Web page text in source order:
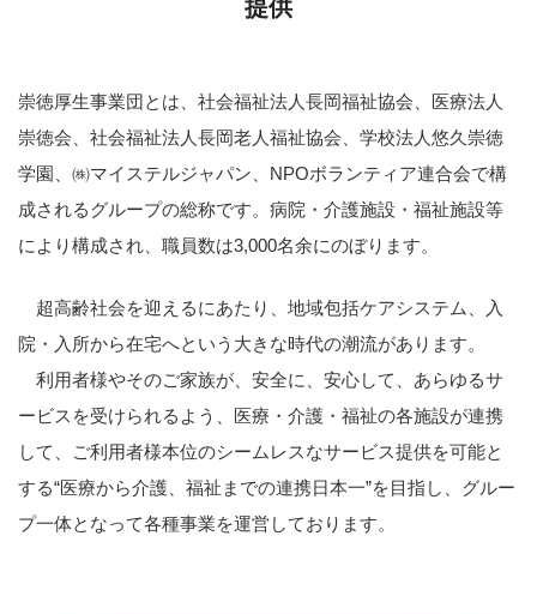
提供
崇徳厚生事業団とは、社会福祉法人長岡福祉協会、医療法人
崇徳会、社会福祉法人長岡老人福祉協会、学校法人悠久崇徳
学園、㈱マイステルジャパン、NPOボランティア連合会で構
成されるグループの総称です。病院・介護施設・福祉施設等
により構成され、職員数は3,000名余にのぼります。
超高齢社会を迎えるにあたり、地域包括ケアシステム、入
院・入所から在宅へという大きな時代の潮流があります。
利用者様やそのご家族が、安全に、安心して、あらゆるサ
ービスを受けられるよう、医療・介護・福祉の各施設が連携
して、ご利用者様本位のシームレスなサービス提供を可能と
する“医療から介護、福祉までの連携日本一”を目指し、グルー
プ一体となって各種事業を運営しております。